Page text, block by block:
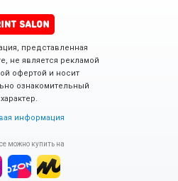
представленная
не является рекламой
офертой и носит
ознакомительный
характер.
информация
можно купить на